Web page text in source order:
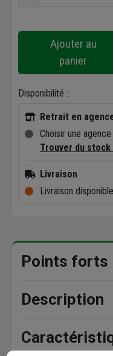
Ajouter au
panier
Disponibilité :
Retrait en
Choisir une
Trouver du stock
Livraison
Livraison
Points forts
Description